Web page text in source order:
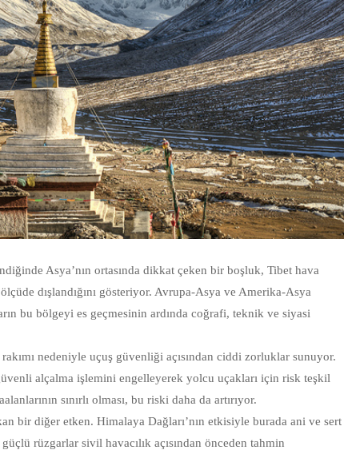
Asya’nın ortasında dikkat çeken bir boşluk, Tibet hava
dışlandığını gösteriyor. Avrupa-Asya ve Amerika-Asya
bu bölgeyi es geçmesinin ardında coğrafi, teknik ve siyasi
nedeniyle uçuş güvenliği açısından ciddi zorluklar sunuyor.
alçalma işlemini engelleyerek yolcu uçakları için risk teşkil
sınırlı olması, bu riski daha da artırıyor.
bir diğer etken. Himalaya Dağları’nın etkisiyle burada ani ve sert
rüzgarlar sivil havacılık açısından önceden tahmin